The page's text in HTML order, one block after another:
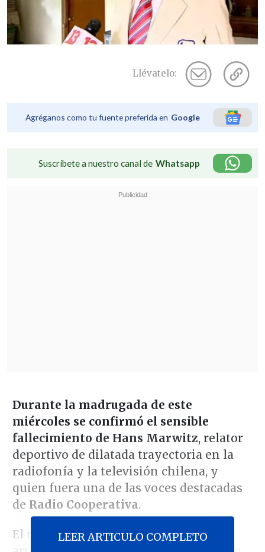
Llévatelo:
Agréganos como tu fuente preferida en Google
Suscríbete a nuestro canal de Whatsapp
Durante la madrugada de este
miércoles se confirmó el sensible
fallecimiento de Hans Marwitz, relator
deportivo de dilatada trayectoria en la
radiofonía y la televisión chilena, y
quien fuera una de las voces destacadas
de Radio Cooperativa.
El recordado narrador, de 85 años,
LEER ARTICULO COMPLETO